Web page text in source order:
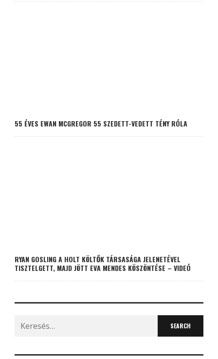
55 ÉVES EWAN MCGREGOR 55 SZEDETT-VEDETT TÉNY RÓLA
RYAN GOSLING A HOLT KÖLTŐK TÁRSASÁGA JELENETÉVEL
TISZTELGETT, MAJD JÖTT EVA MENDES KÖSZÖNTÉSE – VIDEÓ
Search
for: